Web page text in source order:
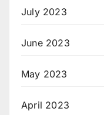
July 2023
June 2023
May 2023
April 2023